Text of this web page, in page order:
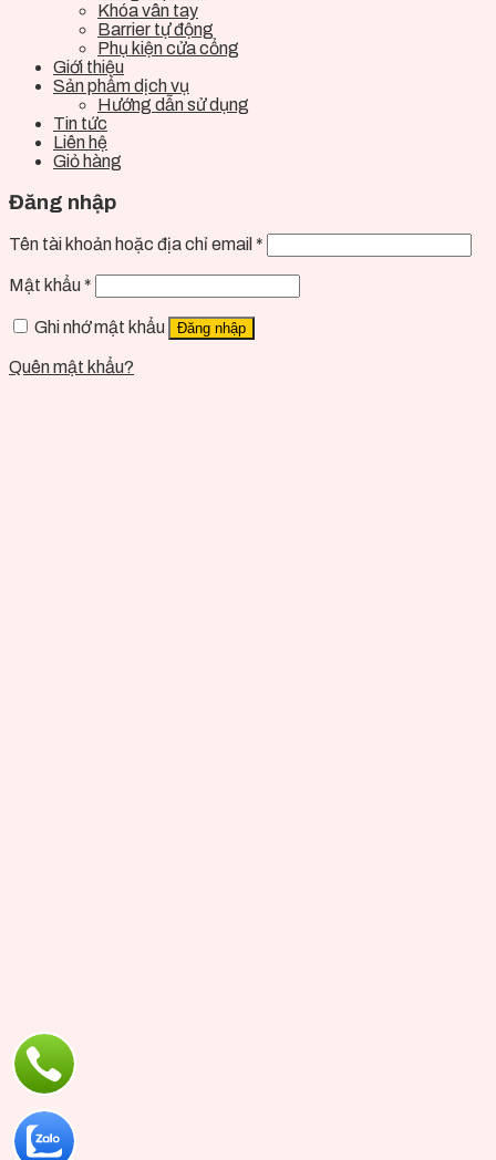
Khóa vân tay
Barrier tự động
Phụ kiện cửa cổng
Giới thiệu
Sản phẩm dịch vụ
Hướng dẫn sử dụng
Tin tức
Liên hệ
Giỏ hàng
Đăng nhập
Tên tài khoản hoặc địa chỉ email *
Mật khẩu *
Ghi nhớ mật khẩu Đăng nhập
Quên mật khẩu?